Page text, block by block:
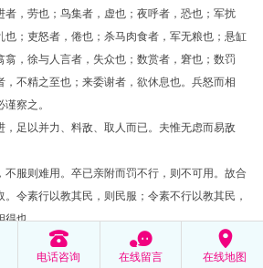
者，劳也；鸟集者，虚也；夜呼者，恐也；军扰
也；吏怒者，倦也；杀马肉食者，军无粮也；悬缸
，徐与人言者，失众也；数赏者，窘也；数罚
不精之至也；来委谢者，欲休息也。兵怒而相
察之。
，足以并力、料敌、取人而已。夫惟无虑而易敌
不服则难用。卒已亲附而罚不行，则不可用。故合
令素行以教其民，则民服；令素不行以教其民，
得也。
󰇯
电话咨询
󰂮
在线留言
󰅊
在线地图